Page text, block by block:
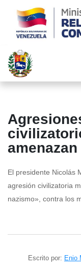
El presidente Nicolás
agresión civilizatoria
nazismo», contra los
Escrito por: Enio